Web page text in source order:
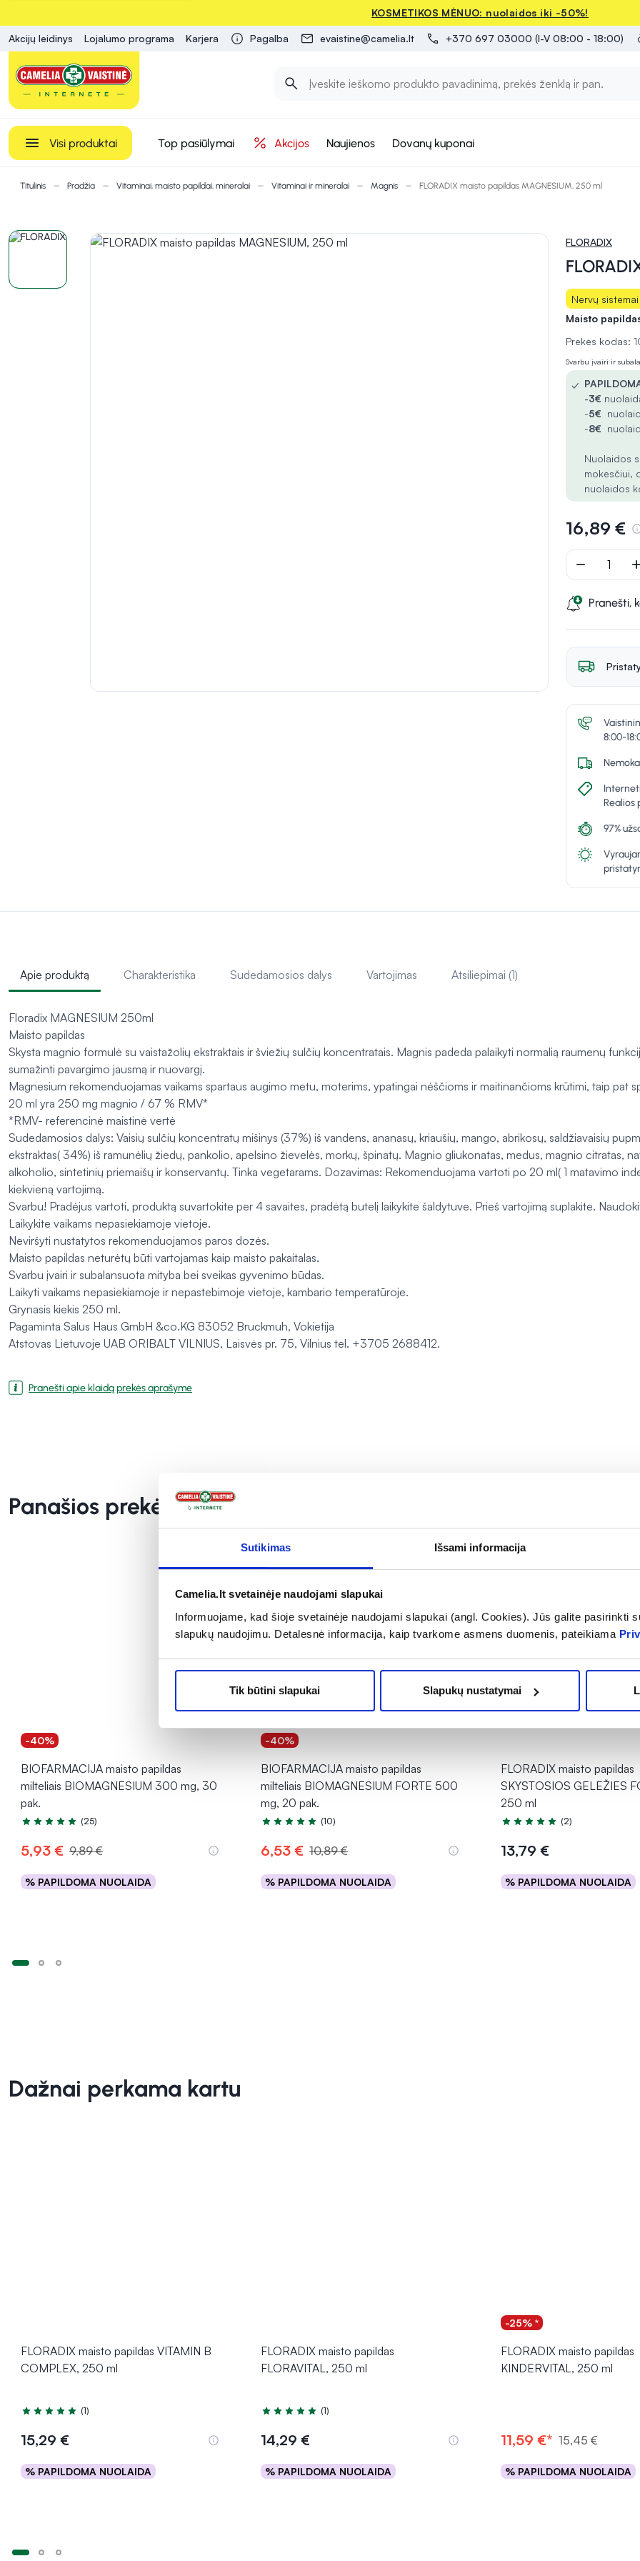
Sutikimas Išsami informacija
Camelia.lt svetainėje naudojami slapukai
Informuojame, kad šioje svetainėje naudojami slapukai (angl. Cookies). Jūs galite pasirinkti
slapukų naudojimu. Detalesnė informacija, kaip tvarkome asmens duomenis, pateikiama
Tik būtini slapukai Slapukų nustatymai
KOSMETIKOS MĖNUO: nuolaidos iki -50%!
Akcijų leidinys Lojalumo programa Karjera Pagalba evaistine@camelia.lt +370 697 03000 (I-V 08:00 - 18:00)
Visi produktai Top pasiūlymai Akcijos Naujienos Dovanų kuponai
Titulinis Pradžia Vitaminai, maisto papildai, mineralai Vitaminai ir mineralai Magnis FLORADIX maisto papildas MAGNESIUM, 250 ml
FLORADIX
Nervų sistemai
Maisto
Prekės kodas:
Svarbu įvairi ir
✓
-3€
-5€
-8€
Nuolaidos
mokesčiui,
nuolaidos
16,89 €
remove
Pranešti,
8:00-
Realios
97%
Apie produktą Charakteristika Sudedamosios dalys Vartojimas Atsiliepimai (1)
Floradix MAGNESIUM 250ml
Maisto papildas
Skysta magnio formulė su vaistažolių ekstraktais ir šviežių sulčių koncentratais. Magnis padeda palaikyti normalią raumenų
sumažinti pavargimo jausmą ir nuovargį.
Magnesium rekomenduojamas vaikams spartaus augimo metu, moterims, ypatingai nėščioms ir maitinančioms krūtimi, taip
20 ml yra 250 mg magnio / 67 % RMV*
*RMV- referencinė maistinė vertė
Sudedamosios dalys: Vaisių sulčių koncentratų mišinys (37%) iš vandens, ananasų, kriaušių, mango, abrikosų, saldžiavaisių
ekstraktas( 34%) iš ramunėlių žiedų, pankolio, apelsino žievelės, morkų, špinatų. Magnio gliukonatas, medus, magnio citratas,
alkoholio, sintetinių priemaišų ir konservantų. Tinka vegetarams. Dozavimas: Rekomenduojama vartoti po 20 ml( 1 matavimo
kiekvieną vartojimą.
Svarbu! Pradėjus vartoti, produktą suvartokite per 4 savaites, pradėtą butelį laikykite šaldytuve. Prieš vartojimą suplakite.
Laikykite vaikams nepasiekiamoje vietoje.
Neviršyti nustatytos rekomenduojamos paros dozės.
Maisto papildas neturėtų būti vartojamas kaip maisto pakaitalas.
Svarbu įvairi ir subalansuota mityba bei sveikas gyvenimo būdas.
Laikyti vaikams nepasiekiamoje ir nepastebimoje vietoje, kambario temperatūroje.
Grynasis kiekis 250 ml.
Pagaminta Salus Haus GmbH &co.KG 83052 Bruckmuh, Vokietija
Atstovas Lietuvoje UAB ORIBALT VILNIUS, Laisvės pr. 75, Vilnius tel. +3705 2688412.
Pranešti apie klaidą prekės aprašyme
Panašios prekės
-40%
BIOFARMACIJA maisto papildas
milteliais BIOMAGNESIUM 300 mg, 30
pak.
Įvertinimas 4.8 iš 5
(25)
5,93 € 9,89 €
% PAPILDOMA NUOLAIDA
Į krepšelį
-40%
BIOFARMACIJA maisto papildas
milteliais BIOMAGNESIUM FORTE 500
mg, 20 pak.
Įvertinimas 5.0 iš 5
(10)
6,53 € 10,89 €
% PAPILDOMA NUOLAIDA
Į krepšelį
FLORADIX maisto papildas
SKYSTOSIOS GELEŽIES
250 ml
Įvertinimas 5.0 iš 5
(2)
13,79 €
% PAPILDOMA NUOLAIDA
Į krepšelį
Dažnai perkama kartu
FLORADIX maisto papildas VITAMIN B
COMPLEX, 250 ml
Įvertinimas 5.0 iš 5
(1)
15,29 €
% PAPILDOMA NUOLAIDA
Į krepšelį
FLORADIX maisto papildas
FLORAVITAL, 250 ml
Įvertinimas 5.0 iš 5
(1)
14,29 €
% PAPILDOMA NUOLAIDA
Į krepšelį
-25% *
FLORADIX maisto papildas
KINDERVITAL, 250 ml
11,59 €* 15,45 €
% PAPILDOMA NUOLAIDA
Į krepšelį